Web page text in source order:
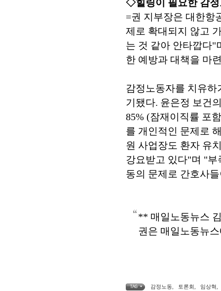
◇힐링이 필요한 감정
=권 지부장은 대한항
제로 확대되지 않고
는 것 같아 안타깝다"
한 예방과 대책을 마
감정노동자를 치유하
기됐다. 윤은정 보건
85% (잠재이직률 포
를 개인적인 문제로
원 사업장도 환자 유
강요받고 있다"며 "부
동의 문제로 간호사
** 매일노동뉴스
권은 매일노동뉴
TAG • 감정노동 토론회 임상혁